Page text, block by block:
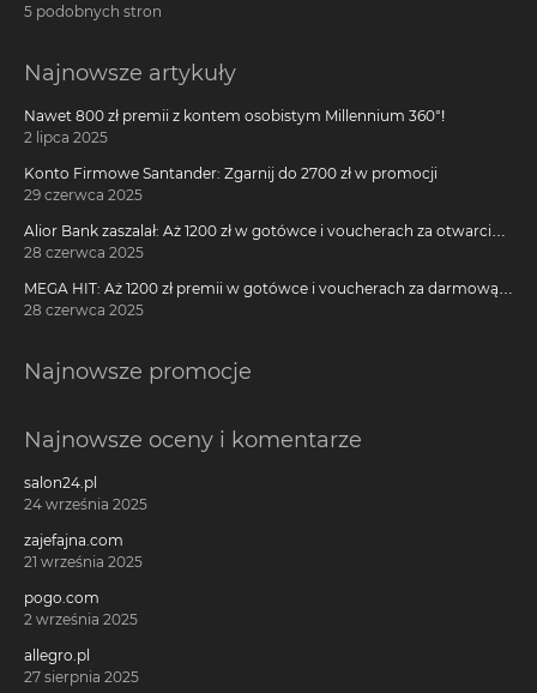
5 podobnych stron
Najnowsze artykuły
Nawet 800 zł premii z kontem osobistym Millennium 360°!
2 lipca 2025
Konto Firmowe Santander: Zgarnij do 2700 zł w promocji
29 czerwca 2025
Alior Bank zaszalał: Aż 1200 zł w gotówce i voucherach za otwarcie
darmowego konta!
28 czerwca 2025
MEGA HIT: Aż 1200 zł premii w gotówce i voucherach za darmową
kartę kredytową Citi Simplicity
28 czerwca 2025
Najnowsze promocje
Najnowsze oceny i komentarze
salon24.pl
24 września 2025
zajefajna.com
21 września 2025
pogo.com
2 września 2025
allegro.pl
27 sierpnia 2025